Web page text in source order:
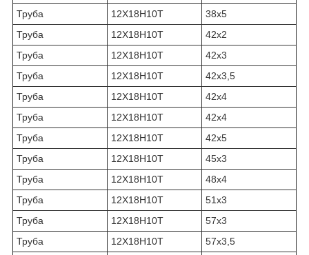
Труба
12Х18Н10Т
38х5
Труба
12Х18Н10Т
42х2
Труба
12Х18Н10Т
42х3
Труба
12Х18Н10Т
42х3,5
Труба
12Х18Н10Т
42х4
Труба
12Х18Н10Т
42х4
Труба
12Х18Н10Т
42х5
Труба
12Х18Н10Т
45х3
Труба
12Х18Н10Т
48х4
Труба
12Х18Н10Т
51х3
Труба
12Х18Н10Т
57х3
Труба
12Х18Н10Т
57х3,5